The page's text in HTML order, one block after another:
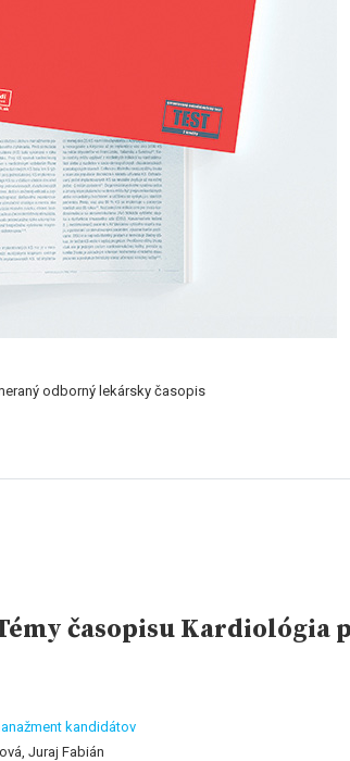
odborný lekársky časopis
časopisu Kardiológia
kandidátov
Juraj Fabián